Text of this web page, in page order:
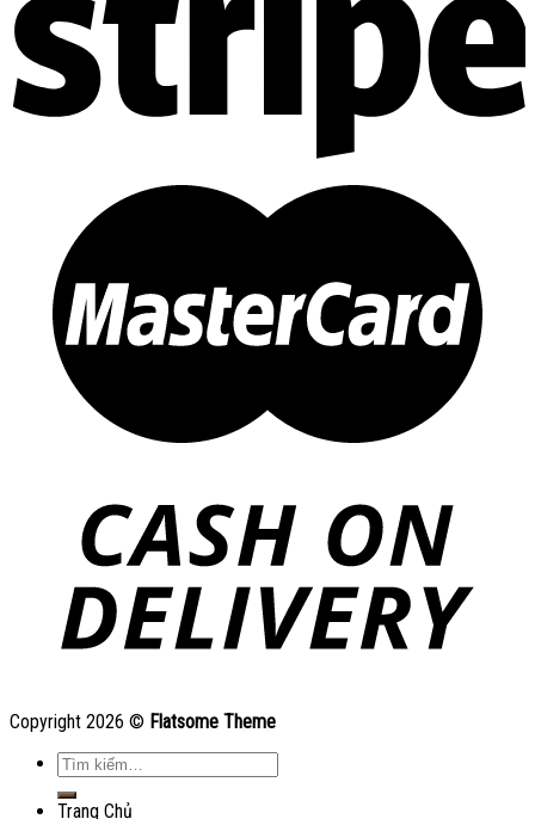
Copyright 2026 © Flatsome Theme
Tìm
kiếm:
Trang Chủ